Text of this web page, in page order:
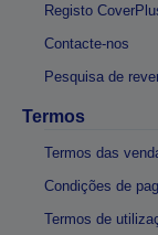
Registo
Contacte-nos
Pesquisa de
Termos
Termos das
Condições de
Termos de